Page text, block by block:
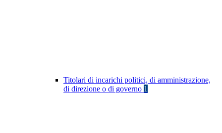
Titolari di incarichi politici, di amministrazione,
di direzione o di governo 1